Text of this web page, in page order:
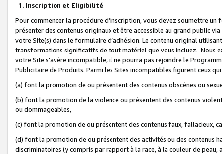
1. Inscription et Eligibilité
Pour commencer la procédure d’inscription, vous devez soumettre
présenter des contenus originaux et être accessible au grand public
votre Site(s) dans le formulaire d’adhésion. Le contenu original
transformations significatifs de tout matériel que vous incluez. Nous
votre Site s'avère incompatible, il ne pourra pas rejoindre le
Publicitaire de Produits. Parmi les Sites incompatibles figurent ceux
(a) font la promotion de ou présentent des contenus obscènes ou
(b) font la promotion de la violence ou présentent des contenus
ou dommageables,
(c) font la promotion de ou présentent des contenus faux, fallacieux,
(d) font la promotion de ou présentent des activités ou des contenus
discriminatoires (y compris par rapport à la race, à la couleur de